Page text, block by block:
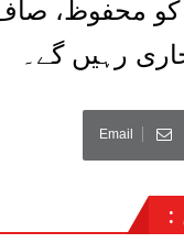
کو محفوظ،
رہیں گے۔
Email
: